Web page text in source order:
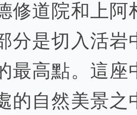
修道院和上
分是切入活
最高點。這
的自然美景